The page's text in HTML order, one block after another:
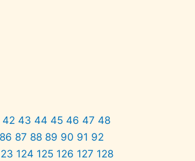
42 43 44 45 46 47 48
86 87 88 89 90 91 92
124 125 126 127 128